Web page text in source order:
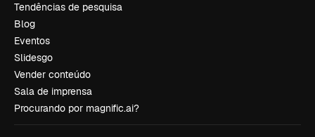
Tendências de pesquisa
Blog
Eventos
Slidesgo
Vender conteúdo
Sala de imprensa
Procurando por magnific.ai?